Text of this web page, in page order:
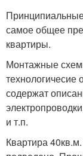
самое общее
квартиры.
Монтажные
технологичесие
содержат
и т.п.
Квартира